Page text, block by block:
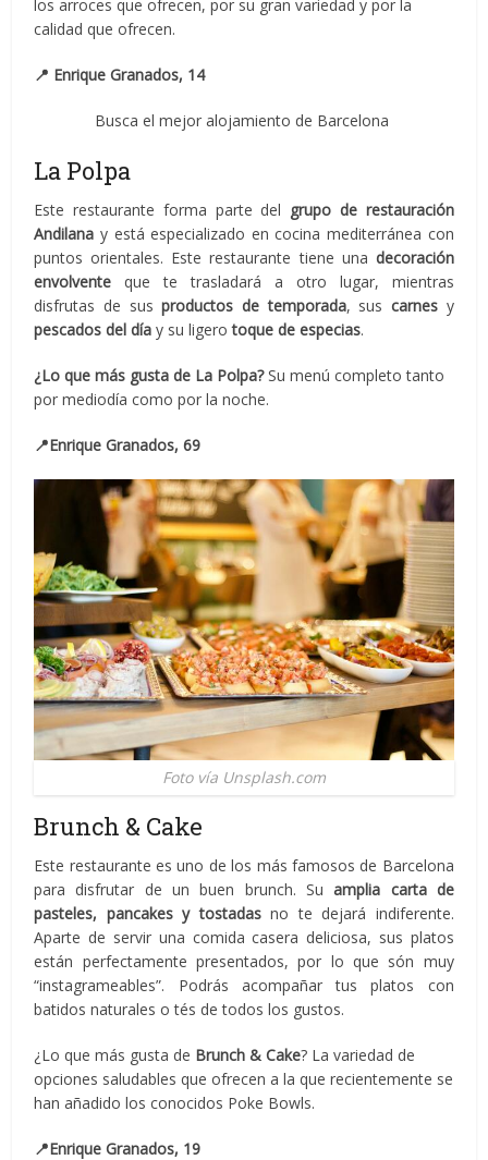
los arroces que ofrecen, por su gran variedad y por la
calidad que ofrecen.
📍 Enrique Granados, 14
Busca el mejor alojamiento de Barcelona
La Polpa
Este restaurante forma parte del grupo de restauración
Andilana y está especializado en cocina mediterránea con
puntos orientales. Este restaurante tiene una decoración
envolvente que te trasladará a otro lugar, mientras
disfrutas de susproductos de temporada, suscarnes y
pescados del día y su ligerotoque de especias.
¿Lo que más gusta de La Polpa?Su menú completo tanto
por mediodía como por la noche.
📍Enrique Granados, 69
Foto vía Unsplash.com
Brunch & Cake
Este restaurante es uno de los más famosos de Barcelona
para disfrutar de un buen brunch. Suamplia carta de
pasteles, pancakes y tostadasno te dejará indiferente.
Aparte de servir una comida casera deliciosa, sus platos
están perfectamente presentados, por lo que són muy
“instagrameables”. Podrás acompañar tus platos con
batidos naturales o tés de todos los gustos.
¿Lo que más gusta de Brunch & Cake? La variedad de
opciones saludables que ofrecen a la que recientemente se
han añadido los conocidos Poke Bowls.
📍Enrique Granados, 19